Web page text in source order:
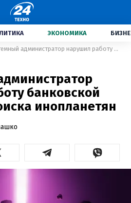
ЭКОНОМИКА
Системный администратор нарушил работу банковской сети ради поиска инопланетян
банковской
инопланетян